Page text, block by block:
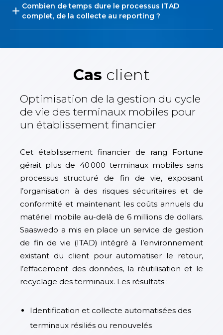
Combien de temps dure le processus ITAD
complet, de la collecte au reporting ?
Cas client
Optimisation de la gestion du cycle
de vie des terminaux mobiles pour
un établissement financier
Cet établissement financier de rang Fortune
gérait plus de 40 000 terminaux mobiles sans
processus structuré de fin de vie, exposant
l’organisation à des risques sécuritaires et de
conformité et maintenant les coûts annuels du
matériel mobile au-delà de 6 millions de dollars.
Saaswedo a mis en place un service de gestion
de fin de vie (ITAD) intégré à l’environnement
existant du client pour automatiser le retour,
l’effacement des données, la réutilisation et le
recyclage des terminaux. Les résultats :
Identification et collecte automatisées des
terminaux résiliés ou renouvelés